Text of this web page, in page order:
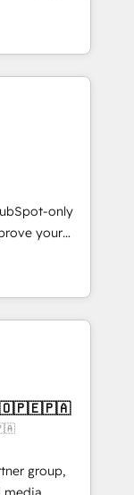
all
CRMs
Clients
✨
visitors for a
conversion
Award 🏆
Digital
CRM
only
your
Sales,
fast, good-
- Building
we create a
steps in
to see
to
up a
group,